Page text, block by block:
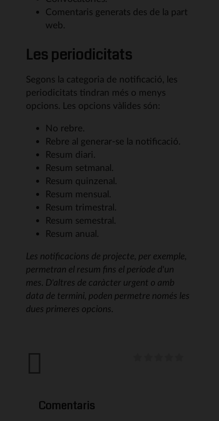
Comentaris generats des de la part
web.
Les periodicitats
Segons la categoria de notificació, les
periodicitats tindran més o menys
opcions. Les opcions vàlides són:
No rebre.
Rebre al generar-se la notificació.
Resum diari.
Resum setmanal.
Resum quinzenal.
Resum mensual.
Resum trimestral.
Resum semestral.
Resum anual.
Les notificacions de projecte, per exemple,
permetran el resum fins el període d'un
mes. D'altres de caràcter urgent o amb
data de termini, poden permetre només les
dues primeres opcions.
Comentaris